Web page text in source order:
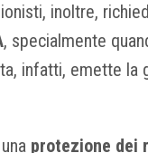
inoltre,
, specialmente
infatti, emette la
protezione dei